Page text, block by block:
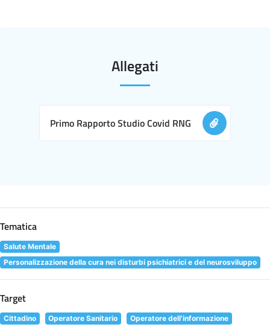
Allegati
Primo Rapporto Studio Covid RNG
Tematica
Salute Mentale
Personalizzazione della cura nei disturbi psichiatrici e del neurosviluppo
Target
Cittadino Operatore Sanitario Operatore dell'informazione